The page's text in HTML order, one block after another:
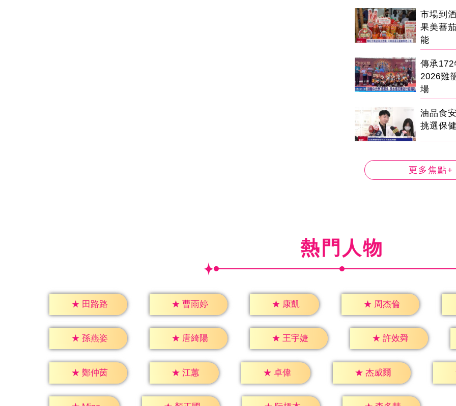
市場到
果美蕃
能
傳承
2026雞
場
油品食
挑選保
更多焦點+
熱門人物
★ 田路路 ★ 曹雨婷 ★ 康凱 ★ 周杰倫
★ 孫燕姿 ★ 唐綺陽 ★ 王宇婕 ★ 許效舜
★ 鄭仲茵 ★ 江蕙 ★ 卓偉 ★ 杰威爾